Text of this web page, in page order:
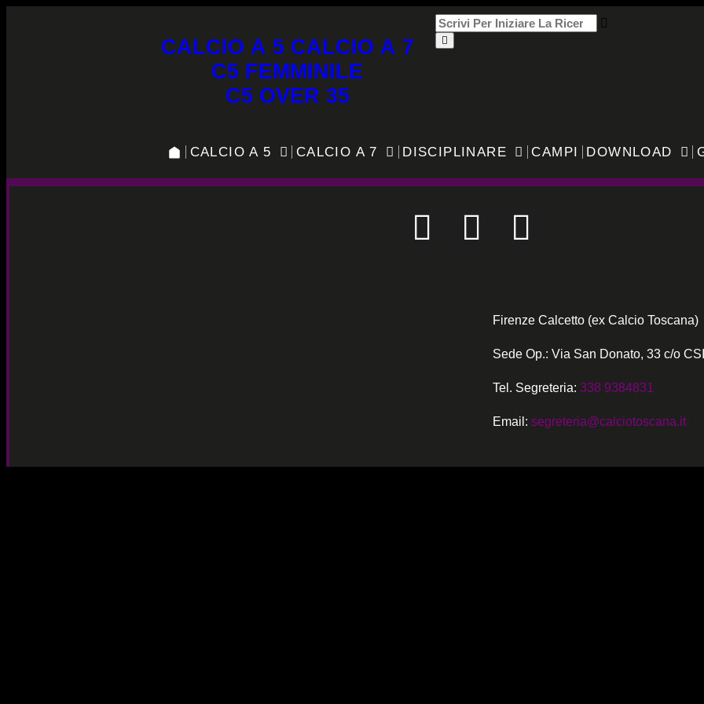
CALCIO A 5 CALCIO A 7
C5 FEMMINILE
C5 OVER 35
CALCIO A 5 CALCIO A 7 DISCIPLINARE CAMPI DOWNLOAD
Firenze Calcetto (ex Calcio Toscana)
Sede Op.: Via San Donato, 33 c/o
Tel. Segreteria: 338 9384831
Email: segreteria@calciotoscana.it